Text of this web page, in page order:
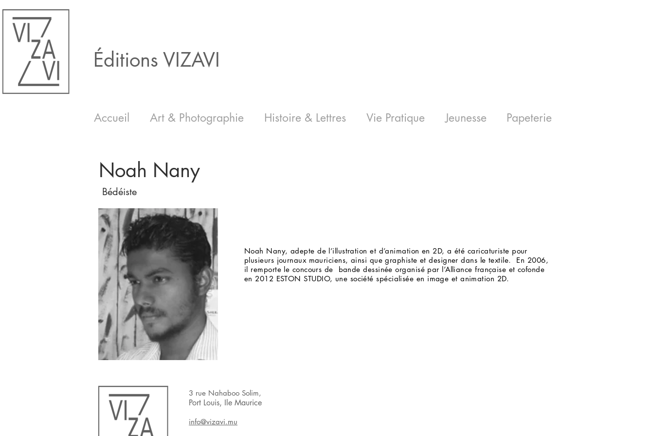
Éditions VIZAVI
Accueil Art & Photographie Histoire & Lettres Vie Pratique Jeunesse Papeterie
Noah Nany
Bédéiste
Noah Nany, adepte de l’illustration et d’animation en 2D, a été caricaturiste pour
plusieurs journaux mauriciens, ainsi que graphiste et designer dans le textile. En 2006,
il remporte le concours de bande dessinée organisé par l’Alliance française et cofonde
en 2012 ESTON STUDIO, une société spécialisée en image et animation 2D.
3 rue Nahaboo Solim,
Port Louis, Ile Maurice
info@vizavi.mu